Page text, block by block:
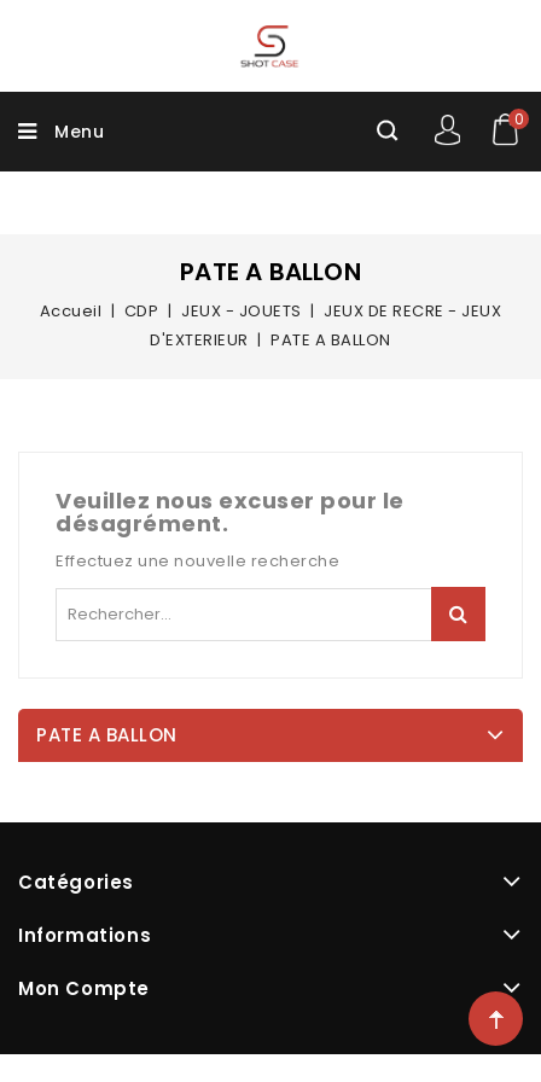
Menu
0
PATE A BALLON
Accueil CDP JEUX - JOUETS
JEUX DE RECRE - JEUX
D'EXTERIEUR
PATE A BALLON
Veuillez nous excuser pour le
désagrément.
Effectuez une nouvelle recherche
PATE A BALLON
Catégories
Informations
Mon Compte